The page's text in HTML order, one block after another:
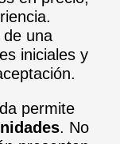
una
iniciales y
permite
. No